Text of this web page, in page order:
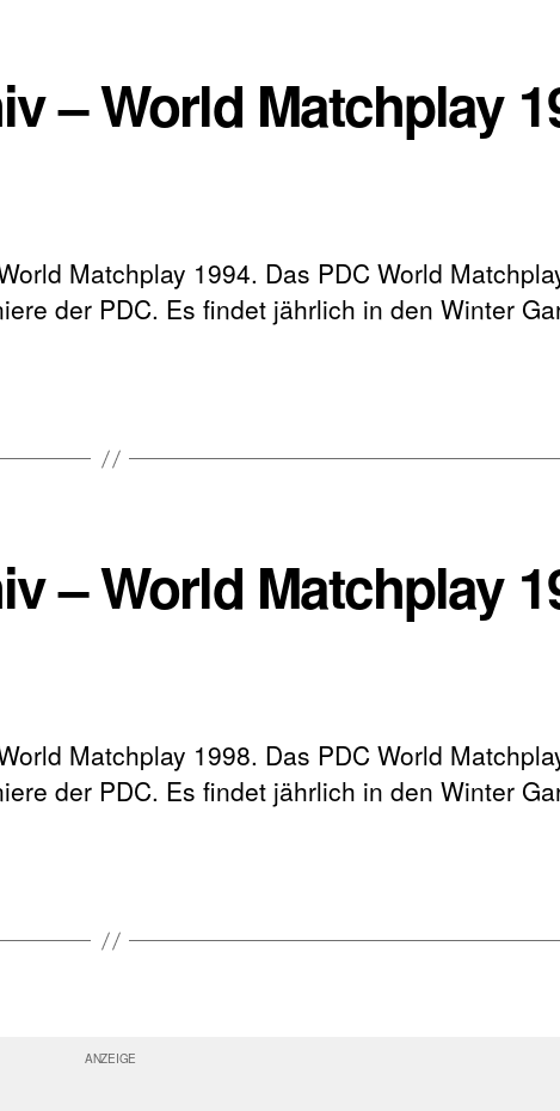
– World Matchplay
Matchplay 1994. Das PDC World
der PDC. Es findet jährlich in den Winter
– World Matchplay
Matchplay 1998. Das PDC World
der PDC. Es findet jährlich in den Winter